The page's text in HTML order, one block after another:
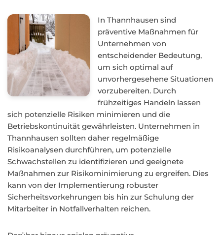
In Thannhausen sind
präventive Maßnahmen für
Unternehmen von
entscheidender Bedeutung,
um sich optimal auf
unvorhergesehene Situationen
vorzubereiten. Durch
frühzeitiges Handeln lassen
sich potenzielle Risiken minimieren und die
Betriebskontinuität gewährleisten. Unternehmen in
Thannhausen sollten daher regelmäßige
Risikoanalysen durchführen, um potenzielle
Schwachstellen zu identifizieren und geeignete
Maßnahmen zur Risikominimierung zu ergreifen. Dies
kann von der Implementierung robuster
Sicherheitsvorkehrungen bis hin zur Schulung der
Mitarbeiter in Notfallverhalten reichen.